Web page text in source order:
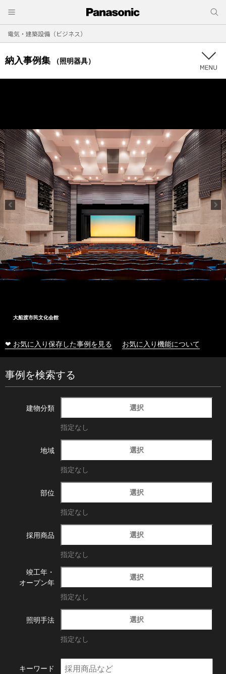
電気・建築設備（ビジネス）
納入事例集 （照明器具）
大船渡市民文化会館
❤ お気に入り保存した事例を見る お気に入り機能について
事例を検索する
建物分類 選択
指定なし
地域 選択
指定なし
部位 選択
指定なし
採用商品 選択
指定なし
竣工年・
オープン年
選択
指定なし
照明手法 選択
指定なし
キーワード